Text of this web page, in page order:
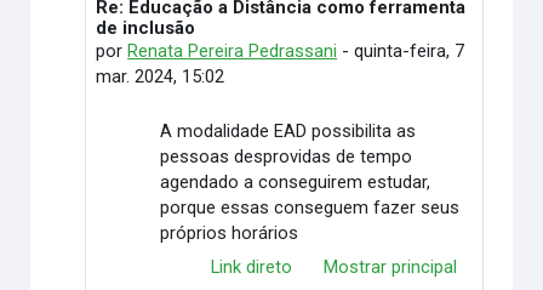
Em resposta à Germana Maria da Silveira
Re: Educação a Distância como ferramenta
de inclusão
por Renata Pereira Pedrassani -quinta-feira, 7
mar. 2024, 15:02
A modalidade EAD possibilita as
pessoas desprovidas de tempo
agendado a conseguirem estudar,
porque essas conseguem fazer seus
próprios horários
Link direto
Mostrar principal